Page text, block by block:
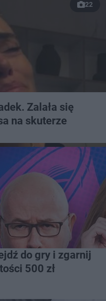
22
Zalała się
na skuterze
do gry i zgarnij
500 zł